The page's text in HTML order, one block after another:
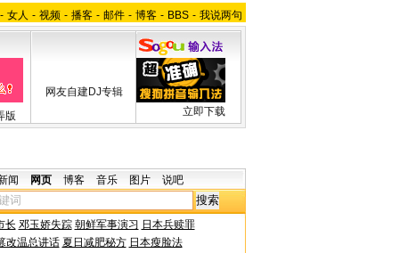
- 女人 - 视频 - 播客 - 邮件 - 博客 - BBS - 我说两句
版
网友自建DJ专辑
立即下载
闻 网页 博客 音乐 图片 说吧
长 邓玉娇失踪 朝鲜军事演习 日本兵赎罪
改温总讲话 夏日减肥秘方 日本瘦脸法